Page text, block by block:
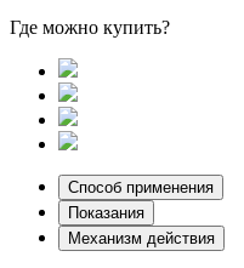
Где можно купить?
Cпособ применения
Показания
Механизм действия